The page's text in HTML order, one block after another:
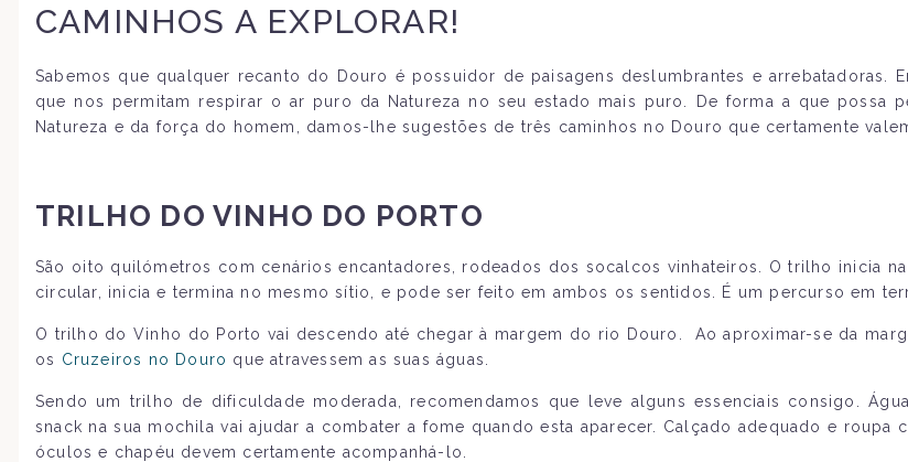
CAMINHOS A EXPLORAR!
Sabemos que qualquer recanto do Douro é possuidor de paisagens deslumbrantes e arrebatadoras.
que nos permitam respirar o ar puro da Natureza no seu estado mais puro. De forma a que possa
Natureza e da força do homem, damos-lhe sugestões de três caminhos no Douro que certamente
TRILHO DO VINHO DO PORTO
São oito quilómetros com cenários encantadores, rodeados dos socalcos vinhateiros. O trilho inicia
circular, inicia e termina no mesmo sítio, e pode ser feito em ambos os sentidos. É um percurso em
O trilho do Vinho do Porto vai descendo até chegar à margem do rio Douro. Ao aproximar-se da
os Cruzeiros no Douro que atravessem as suas águas.
Sendo um trilho de dificuldade moderada, recomendamos que leve alguns essenciais consigo.
snack na sua mochila vai ajudar a combater a fome quando esta aparecer. Calçado adequado e
óculos e chapéu devem certamente acompanhá-lo.